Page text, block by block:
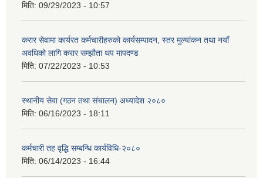
मिति: 09/29/2023 - 10:57
करार सेवामा कार्यरत कर्मचारीहरुको कार्यसम्पादन, स्तर मुल्यांकन तथा नयाँ
अवधिको लागि करार सम्झौता थप मापदण्ड
मिति: 07/22/2023 - 10:53
स्थानीय सेवा (गठन तथा संचालन) अध्यादेश २०८०
मिति: 06/16/2023 - 18:11
कर्मचारी तह वृद्धि सम्बन्धि कार्यविधि-२०८०
मिति: 06/14/2023 - 16:44